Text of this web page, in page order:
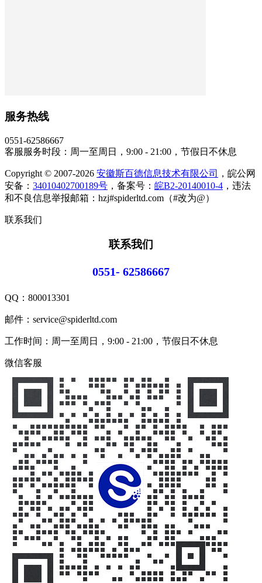
服务热线
0551-62586667
客服服务时段：周一至周日，9:00 - 21:00，节假日不休息
Copyright © 2007-2026 安徽斯百德信息技术有限公司
，皖公网
安备： 34010402700189号 ，备案号： 皖B2-20140010-4 ，违法
和不良信息举报邮箱：hzj#spiderltd.com（#改为@）
联系我们
联系我们
0551- 62586667
QQ： 800013301
邮件：service@spiderltd.com
工作时间：周一至周日，9:00 - 21:00，节假日不休息
微信客服